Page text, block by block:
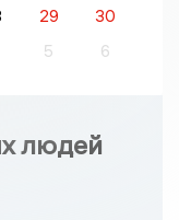
29
30
5 6
людей